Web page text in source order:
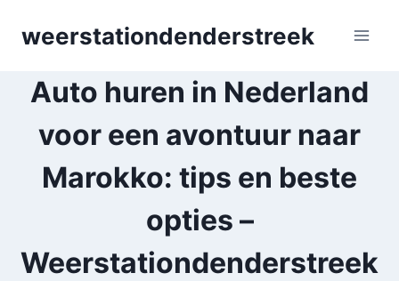
weerstationdenderstreek
Auto huren in Nederland
voor een avontuur naar
Marokko: tips en beste
opties –
Weerstationdenderstreek